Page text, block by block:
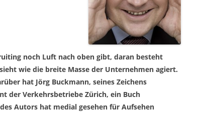
noch Luft nach oben gibt, daran besteht
wie die breite Masse der Unternehmen agiert.
hat Jörg Buckmann, seines Zeichens
der Verkehrsbetriebe Zürich, ein Buch
Autors hat medial gesehen für Aufsehen